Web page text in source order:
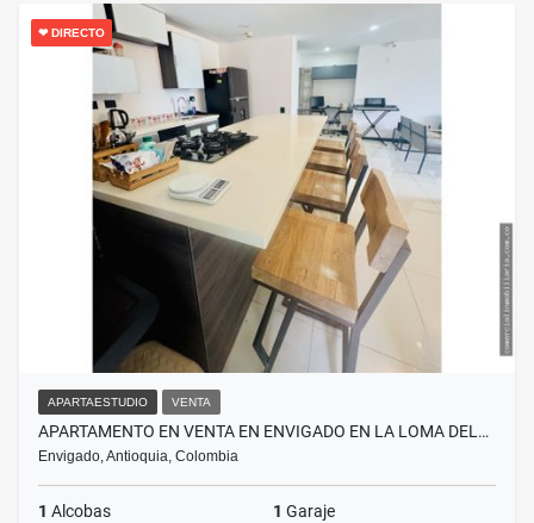
❤ DIRECTO
APARTAESTUDIO VENTA
APARTAMENTO EN VENTA EN ENVIGADO EN LA LOMA DEL…
Envigado, Antioquia, Colombia
1 Alcobas 1 Garaje